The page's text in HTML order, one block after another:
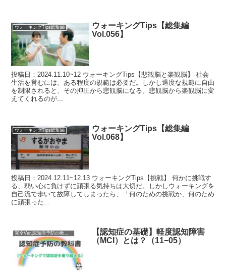
ウォーキングTips総集編
ウォーキングTips【総集編
Vol.056】
投稿日：2024.11.10~12 ウォーキングTips【悲観脳と楽観脳】 社会
生活を営むには、ある程度の規範は必要だ。しかし過度な規範に自由
を制限されると、その抑圧から悲観脳になる。悲観脳から楽観脳に変
えてくれるのが...
ウォーキングTips総集編
ウォーキングTips【総集編
Vol.068】
投稿日：2024.12.11~12.13 ウォーキングTips【挑戦】 何かに挑戦す
る、弱い心に負けずに頑張る気持ちは大切だ。しかしウォーキングを
自己流で歩いて故障してしまったら、「何のための挑戦か、何のため
に頑張った...
完全Ver.認知症予防の教科書
【認知症の基礎】軽度認知障害
（MCI）とは？（11−05）